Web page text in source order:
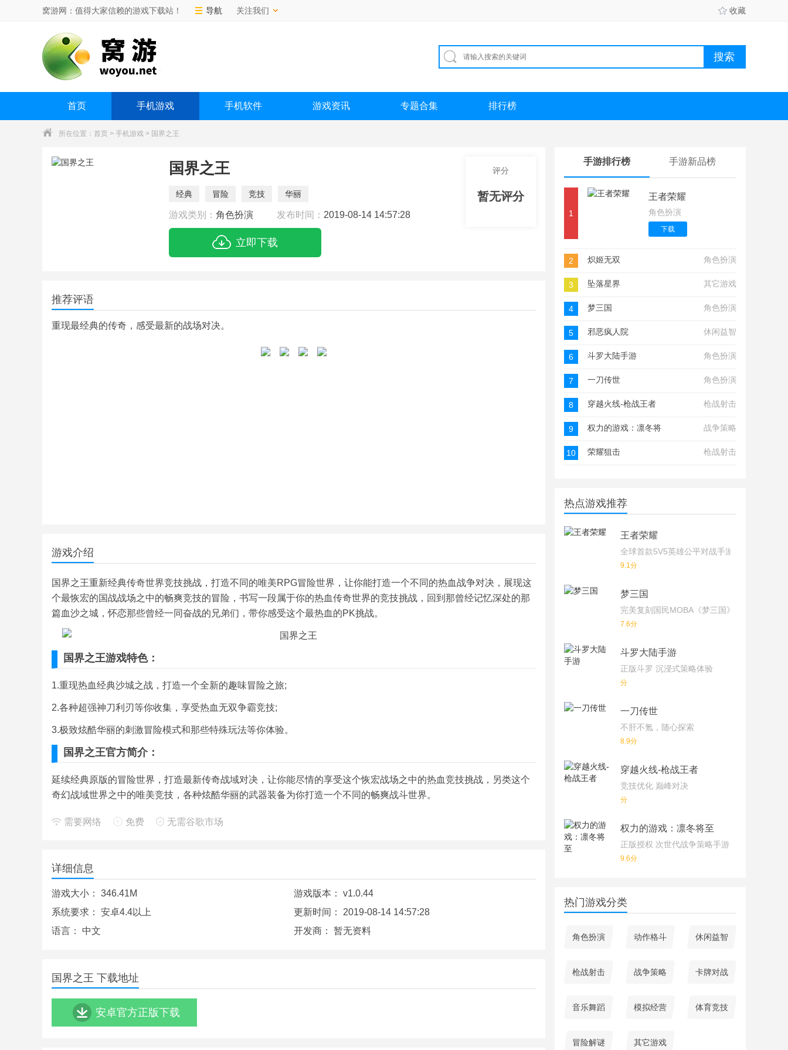
窝游网：值得大家信赖的游戏下载站！ 导航 关注我们 收藏
首页 手机游戏 手机软件 游戏资讯 专题合集 排行榜
所在位置： 首页 > 手机游戏 > 国界之王
国界之王
经典 冒险 竞技 华丽
游戏类别： 角色扮演 发布时间： 2019-08-14 14:57:28
立即下载
评分
暂无评分
推荐评语
重现最经典的传奇，感受最新的战场对决。
游戏介绍
国界之王重新经典传奇世界竞技挑战，打造不同的唯美RPG冒险世界，让你能打造一个不同的热血战争对决，展现这
个最恢宏的国战战场之中的畅爽竞技的冒险，书写一段属于你的热血传奇世界的竞技挑战，回到那曾经记忆深处的那
篇血沙之城，怀恋那些曾经一同奋战的兄弟们，带你感受这个最热血的PK挑战。
国界之王游戏特色：
1.重现热血经典沙城之战，打造一个全新的趣味冒险之旅;
2.各种超强神刀利刃等你收集，享受热血无双争霸竞技;
3.极致炫酷华丽的刺激冒险模式和那些特殊玩法等你体验。
国界之王官方简介：
延续经典原版的冒险世界，打造最新传奇战域对决，让你能尽情的享受这个恢宏战场之中的热血竞技挑战，另类这个
奇幻战域世界之中的唯美竞技，各种炫酷华丽的武器装备为你打造一个不同的畅爽战斗世界。
需要网络 免费 无需谷歌市场
详细信息
游戏大小： 346.41M 游戏版本： v1.0.44
系统要求： 安卓4.4以上 更新时间： 2019-08-14 14:57:28
语言： 中文 开发商： 暂无资料
国界之王 下载地址
安卓官方正版下载
手游排行榜 手游新品榜
1
王者荣耀
角色扮演
下载
2 炽姬无双 角色扮演
3 坠落星界 其它游戏
4 梦三国 角色扮演
5 邪恶疯人院 休闲益智
6 斗罗大陆手游 角色扮演
7 一刀传世 角色扮演
8 穿越火线-枪战王者 枪战射击
9 权力的游戏：凛冬将至 战争策略
10 荣耀狙击 枪战射击
热点游戏推荐
王者荣耀
全球首款5V5英雄公平对战手游
9.1分
梦三国
完美复刻国民MOBA《梦三国》端游！
7.6分
斗罗大陆手游
正版斗罗 沉浸式策略体验
分
一刀传世
不肝不氪，随心探索
8.9分
穿越火线-枪战王者
竞技优化 巅峰对决
分
权力的游戏：凛冬将至
正版授权 次世代战争策略手游
9.6分
热门游戏分类
角色扮演 动作格斗 休闲益智
枪战射击 战争策略 卡牌对战
音乐舞蹈 模拟经营 体育竞技
冒险解谜 其它游戏